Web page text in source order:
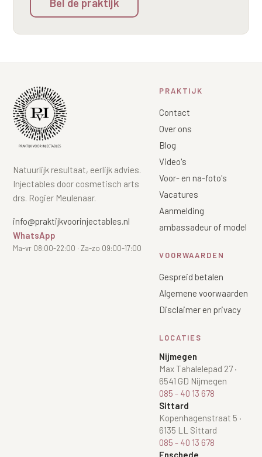
Natuurlijk resultaat, eerlijk advies.
Injectables door cosmetisch arts
drs. Rogier Meulenaar.
info@praktijkvoorinjectables.nl
WhatsApp
Ma-vr 08:00-22:00 · Za-zo 09:00-17:00
PRAKTIJK
Contact
Over ons
Blog
Video's
Voor- en na-foto's
Vacatures
Aanmelding
ambassadeur of model
VOORWAARDEN
Gespreid betalen
Algemene voorwaarden
Disclaimer en privacy
LOCATIES
Nijmegen
Max Tahalelepad 27·
6541 GD Nijmegen
085 - 40 13 678
Sittard
Kopenhagenstraat 5 ·
6135 LL Sittard
085 - 40 13 678
Enschede